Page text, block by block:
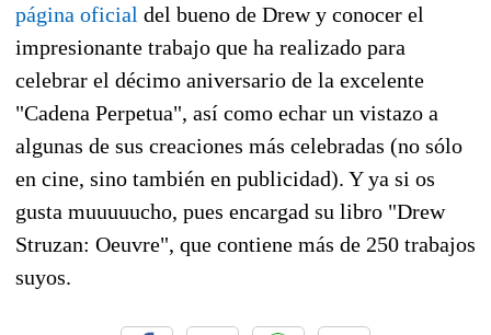
página oficial del bueno de Drew y conocer el
impresionante trabajo que ha realizado para
celebrar el décimo aniversario de la excelente
"Cadena Perpetua", así como echar un vistazo a
algunas de sus creaciones más celebradas (no sólo
en cine, sino también en publicidad). Y ya si os
gusta muuuuucho, pues encargad su libro "Drew
Struzan: Oeuvre", que contiene más de 250 trabajos
suyos.